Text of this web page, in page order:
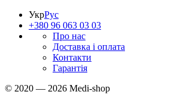
УкрРус
+380 96 063 03 03
Про нас
Доставка і оплата
Контакти
Гарантія
© 2020 — 2026 Medi-shop